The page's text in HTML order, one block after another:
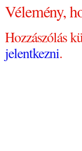
Vélemény,
Hozzászólás
jelentkezni.